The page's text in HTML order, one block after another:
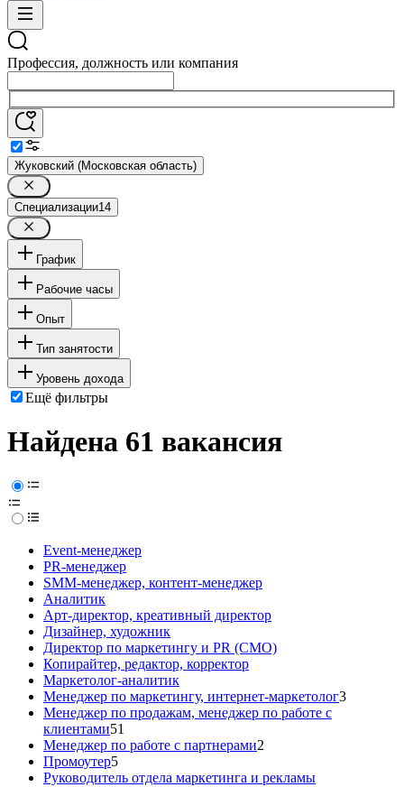
Профессия, должность или компания
Жуковский (Московская область)
Специализации14
График
Рабочие часы
Опыт
Тип занятости
Уровень дохода
Ещё фильтры
Найдена 61 вакансия
Event-менеджер
PR-менеджер
SMM-менеджер, контент-менеджер
Аналитик
Арт-директор, креативный директор
Дизайнер, художник
Директор по маркетингу и PR (CMO)
Копирайтер, редактор, корректор
Маркетолог-аналитик
Менеджер по маркетингу, интернет-маркетолог3
Менеджер по продажам, менеджер по работе с
клиентами51
Менеджер по работе с партнерами2
Промоутер5
Руководитель отдела маркетинга и рекламы